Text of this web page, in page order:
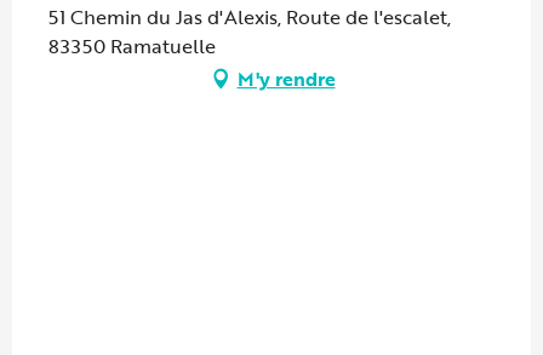
51 Chemin du Jas d'Alexis, Route de l'escalet,
83350 Ramatuelle
M'y rendre